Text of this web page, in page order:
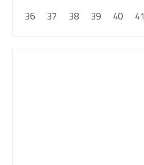
36
37 38 39 40 41